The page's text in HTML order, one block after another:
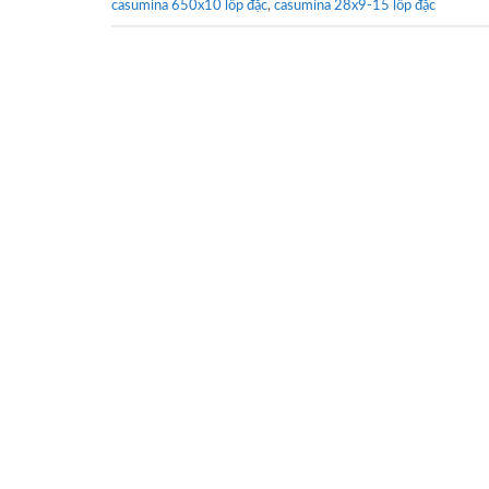
casumina 650x10 lốp đặc, casumina 28x9-15 lốp đặc